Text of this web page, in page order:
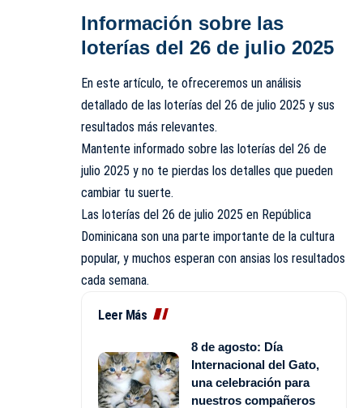
Información sobre las
loterías del 26 de julio 2025
En este artículo, te ofreceremos un análisis
detallado de las loterías del 26 de julio 2025 y sus
resultados más relevantes.
Mantente informado sobre las loterías del 26 de
julio 2025 y no te pierdas los detalles que pueden
cambiar tu suerte.
Las loterías del 26 de julio 2025 en República
Dominicana son una parte importante de la cultura
popular, y muchos esperan con ansias los resultados
cada semana.
Leer Más
8 de agosto: Día
Internacional del Gato,
una celebración para
nuestros compañeros